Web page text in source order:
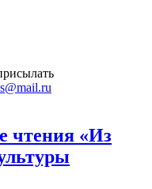
чтения «Из